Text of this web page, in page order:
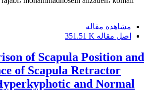
مشاهده مقاله
اصل مقاله 351.51 K
of Scapula Position and
of Scapula Retractor
and Normal